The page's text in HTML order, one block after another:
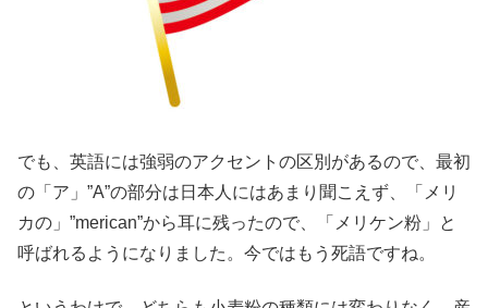
でも、英語には強弱のアクセントの区別があるので、最初
の「ア」”A”の部分は日本人にはあまり聞こえず、「メリ
カの」”merican”から耳に残ったので、「メリケン粉」と
呼ばれるようになりました。今ではもう死語ですね。